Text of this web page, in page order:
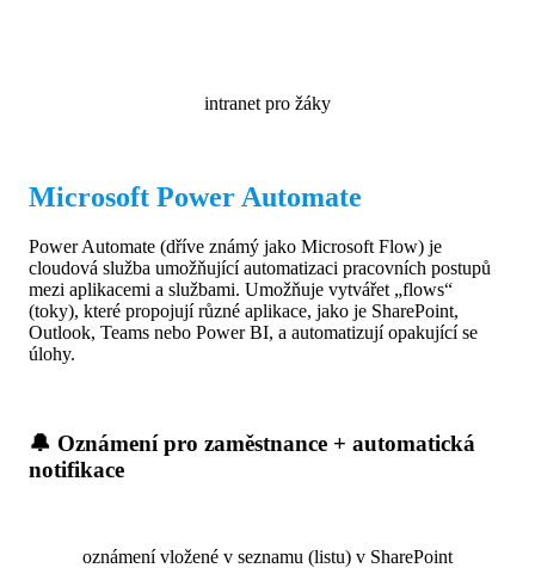
intranet pro žáky
Microsoft Power Automate
Power Automate (dříve známý jako Microsoft Flow) je
cloudová služba umožňující automatizaci pracovních postupů
mezi aplikacemi a službami. Umožňuje vytvářet „flows“
(toky), které propojují různé aplikace, jako je SharePoint,
Outlook, Teams nebo Power BI, a automatizují opakující se
úlohy​.
🔔 Oznámení pro zaměstnance + automatická
notifikace
oznámení vložené v seznamu (listu) v SharePoint